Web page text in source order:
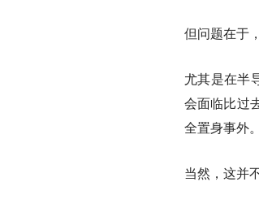
但问题在于
尤其是在半
会面临比过
全置身事外。
当然，这并